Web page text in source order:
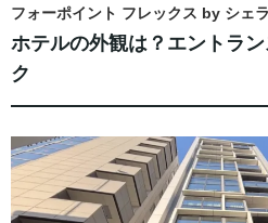
フォーポイント フレックス by シェ
ホテルの外観は？エントラ
ク